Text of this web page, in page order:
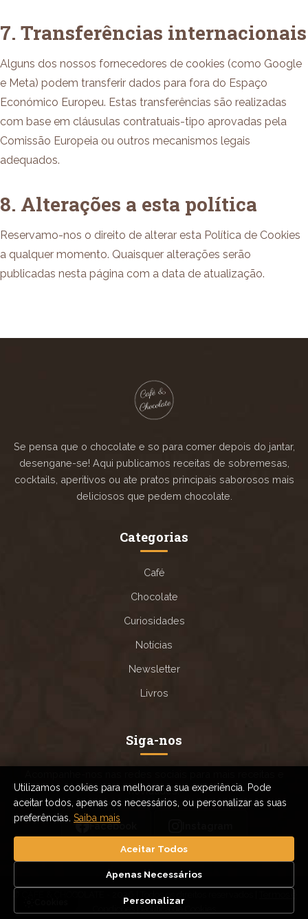
7. Transferências internacionais
Alguns dos nossos fornecedores de cookies (como Google
e Meta) podem transferir dados para fora do Espaço
Económico Europeu. Estas transferências são realizadas
com base em cláusulas contratuais-tipo aprovadas pela
Comissão Europeia ou outros mecanismos legais
adequados.
8. Alterações a esta política
Reservamo-nos o direito de alterar esta Política de Cookies
a qualquer momento. Quaisquer alterações serão
publicadas nesta página com a data de atualização.
Se pensa que o chocolate e so para comer depois do jantar,
desengane-se! Aqui publicamos receitas de sobremesas,
cocktails, aperitivos ou ate pratos principais saborosos mais
deliciosos que pedem chocolate.
Categorias
Café
Chocolate
Curiosidades
Notícias
Newsletter
Livros
Siga-nos
novidades.
Facebook
Utilizamos cookies para melhorar a sua experiência. Pode
aceitar todos, apenas os necessários, ou personalizar as suas
preferências. Saiba mais
Aceitar Todos
Apenas Necessários
Personalizar